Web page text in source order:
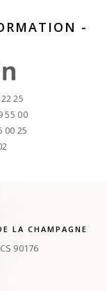
-
25
55 00
00 25
LA CHAMPAGNE
90176